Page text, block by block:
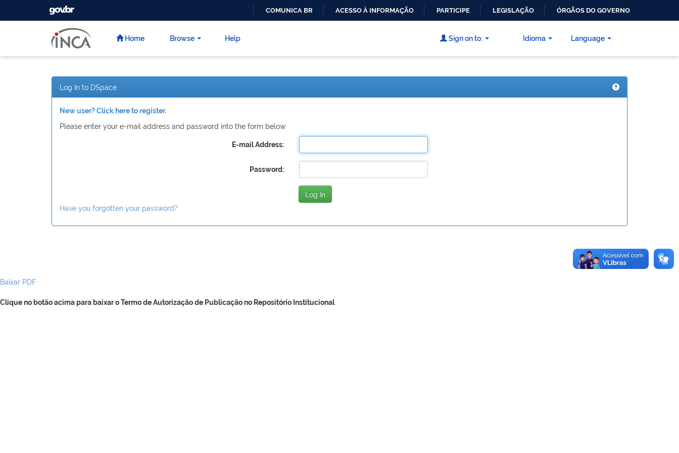
CONTEÚDO
GOVBR
COMUNICA BR ACESSO À INFORMAÇÃO PARTICIPE LEGISLAÇÃO ÓRGÃOS DO GOVERNO
Home Browse Help Language
Sign on to: Idioma
Log In to DSpace
New user? Click here to register.
Please enter your e-mail address and password into the form below.
E-mail Address:
Password:
Have you forgotten your password?
Baixar PDF
Clique no botão acima para baixar o Termo de Autorização de Publicação no Repositório Institucional